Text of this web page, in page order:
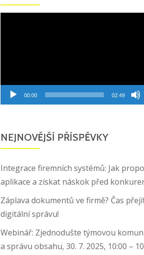
00:00 02:49
NEJNOVĚJŠÍ PŘÍSPĚVKY
Integrace firemních systémů: Jak
aplikace a získat náskok před
Záplava dokumentů ve firmě? Čas
digitální správu!
Webinář: Zjednodušte týmovou
a správu obsahu, 30. 7. 2025, 10:00 –